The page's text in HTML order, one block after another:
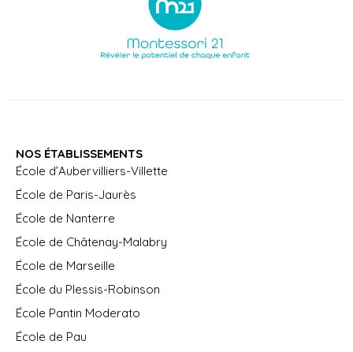
NOS ÉTABLISSEMENTS
École d’Aubervilliers-Villette
École de Paris-Jaurès
École de Nanterre
École de Châtenay-Malabry
École de Marseille
École du Plessis-Robinson
École Pantin Moderato
École de Pau